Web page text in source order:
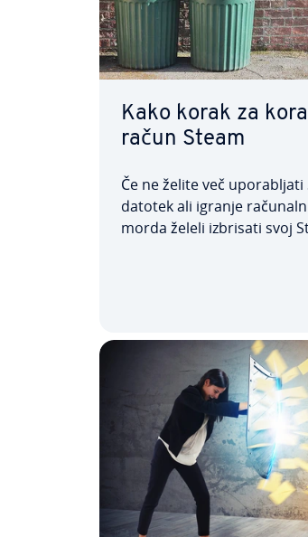
Kako korak za
račun Steam
Če ne želite več
datotek ali igranje
morda želeli izbrisati svoj
trenutno mogoče le prek